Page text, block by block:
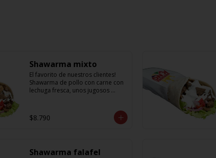
Shawarma mixto
El favorito de nuestros clientes!
Shawarma de pollo con carne con
lechuga fresca, unos jugosos
$8.790
Shawarma falafel